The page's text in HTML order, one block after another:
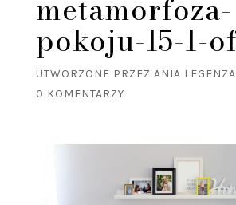
metamorfoza-
pokoju-15-1-
UTWORZONE PRZEZ ANIA LEGENZA
0 KOMENTARZY